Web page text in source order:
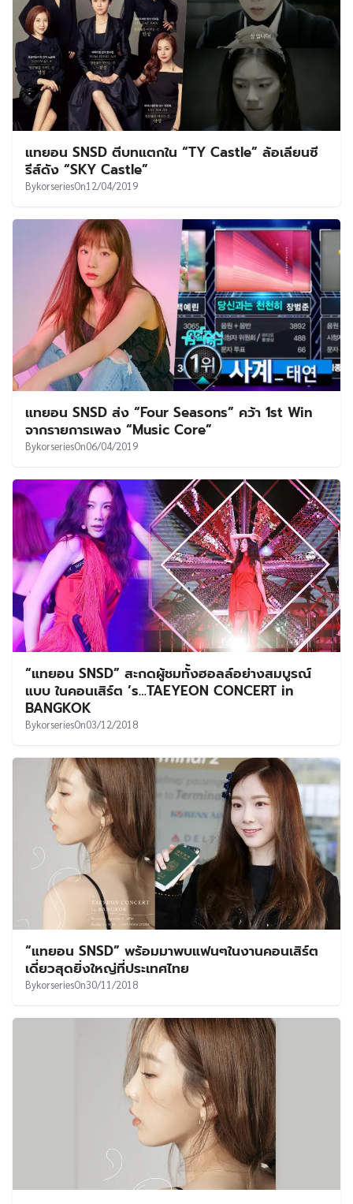
แทยอน SNSD ตีบทแตกใน “TY Castle” ล้อเลียนซี
รีส์ดัง “SKY Castle”
BykorseriesOn12/04/2019
แทยอน SNSD ส่ง “Four Seasons” คว้า 1st Win
จากรายการเพลง “Music Core”
BykorseriesOn06/04/2019
“แทยอน ​SNSD” สะกดผู้ชมทั้งฮอลล์อย่างสมบูรณ์
แบบ ในคอนเสิร์ต ’s…TAEYEON CONCERT in
BANGKOK
BykorseriesOn03/12/2018
“แทยอน SNSD” พร้อมมาพบแฟนๆในงานคอนเสิร์ต
เดี่ยวสุดยิ่งใหญ่ที่ประเทศไทย
BykorseriesOn30/11/2018